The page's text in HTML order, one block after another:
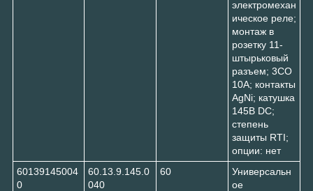
электромехан
ическое реле;
монтаж в
розетку 11-
штырьковый
разъем; 3CO
10A; контакты
AgNi; катушка
145В DC;
степень
защиты RTI;
опции: нет
60139145004
0
60.13.9.145.0
040
60
Универсальн
ое